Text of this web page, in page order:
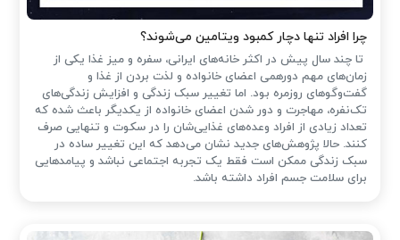
چرا افراد تنها دچار کمبود ویتامین می‌شوند؟
تا چند سال پیش در اکثر خانه‌های ایرانی، سفره و میز غذا یکی از
زمان‌های مهم دورهمی اعضای خانواده و لذت بردن از غذا و
گفت‌وگوهای روزمره بود. اما تغییر سبک زندگی و افزایش زندگی‌های
تک‌نفره، مهاجرت و دور شدن اعضای خانواده از یکدیگر باعث شده که
تعداد زیادی از افراد وعده‌های غذایی‌شان را در سکوت و تنهایی صرف
کنند. حالا پژوهش‌های جدید نشان می‌دهد که این تغییر ساده در
سبک زندگی ممکن است فقط یک تجربه اجتماعی نباشد و پیامدهایی
برای سلامت جسم افراد داشته باشد.